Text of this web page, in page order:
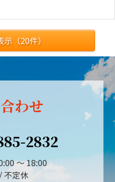
示（20件）
わせ
2832
～ 18:00
不定休